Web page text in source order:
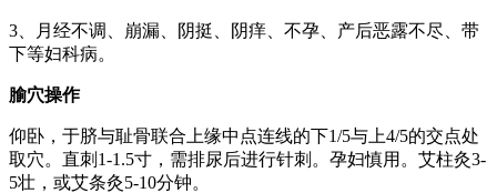
3、月经不调、崩漏、阴挺、阴痒、不孕、产后恶露不尽、带
下等妇科病。
腧穴操作
仰卧，于脐与耻骨联合上缘中点连线的下1/5与上4/5的交点处
取穴。直刺1-1.5寸，需排尿后进行针刺。孕妇慎用。艾柱灸3-
5壮，或艾条灸5-10分钟。